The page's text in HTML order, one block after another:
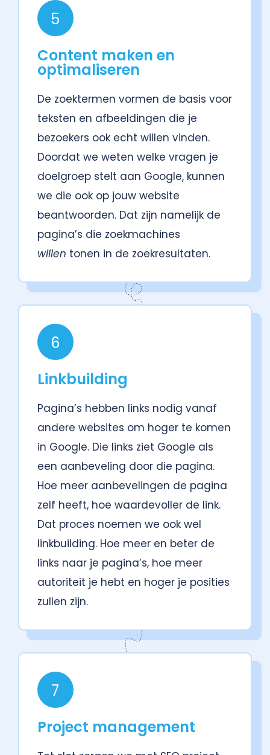
5
Content maken en
optimaliseren
De zoektermen vormen de basis voor
teksten en afbeeldingen die je
bezoekers ook echt willen vinden.
Doordat we weten welke vragen je
doelgroep stelt aan Google, kunnen
we die ook op jouw website
beantwoorden. Dat zijn namelijk de
pagina’s die zoekmachines
willen tonen in de zoekresultaten.
6
Linkbuilding
Pagina’s hebben links nodig vanaf
andere websites om hoger te komen
in Google. Die links ziet Google als
een aanbeveling door die pagina.
Hoe meer aanbevelingen de pagina
zelf heeft, hoe waardevoller de link.
Dat proces noemen we ook wel
linkbuilding. Hoe meer en beter de
links naar je pagina’s, hoe meer
autoriteit je hebt en hoger je posities
zullen zijn.
7
Project management